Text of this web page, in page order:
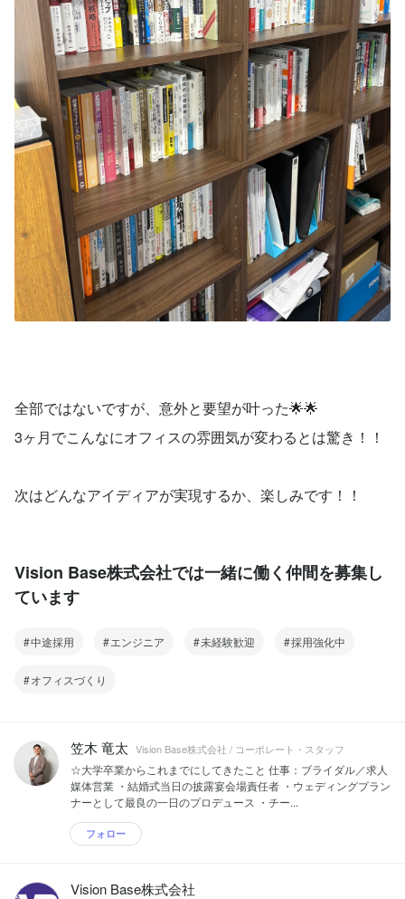
全部ではないですが、意外と要望が叶った🌟🌟
3ヶ月でこんなにオフィスの雰囲気が変わるとは驚き！！
次はどんなアイディアが実現するか、楽しみです！！
Vision Base株式会社では一緒に働く仲間を募集し
ています
中途採用 エンジニア 未経験歓迎 採用強化中
オフィスづくり
笠木 竜太 Vision Base株式会社 / コーポレート・スタッフ
☆大学卒業からこれまでにしてきたこと 仕事：ブライダル／求人
媒体営業 ・結婚式当日の披露宴会場責任者 ・ウェディングプラン
ナーとして最良の一日のプロデュース ・チー...
フォロー
Vision Base株式会社